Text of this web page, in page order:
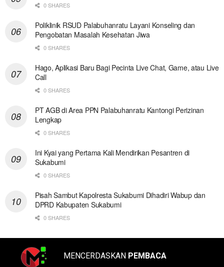
0 SHARES
Poliklinik RSUD Palabuhanratu Layani Konseling dan
Pengobatan Masalah Kesehatan Jiwa
0 SHARES
Hago, Aplikasi Baru Bagi Pecinta Live Chat, Game, atau Live
Call
0 SHARES
PT AGB di Area PPN Palabuhanratu Kantongi Perizinan
Lengkap
0 SHARES
Ini Kyai yang Pertama Kali Mendirikan Pesantren di
Sukabumi
0 SHARES
Pisah Sambut Kapolresta Sukabumi Dihadiri Wabup dan
DPRD Kabupaten Sukabumi
0 SHARES
MENCERDASKAN PEMBACA